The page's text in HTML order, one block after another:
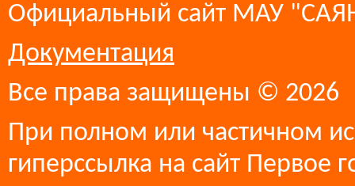
Официальный сайт МАУ
Документация
Все права защищены © 2026
При полном или частичном
гиперссылка на сайт Первое